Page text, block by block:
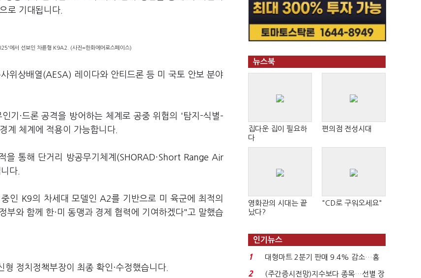
로 기대됩니다.
에서 선보인 차륜형 K9A2. (사진=한화에어로스페이스)
위상배열(AESA) 레이다와 안티드론 등 미 국토 안보 분야
기·드론 공격을 방어하는 체계로 공중 위협의 '탐지-식별–
계 체계에 적용이 가능합니다.
을 통해 단거리 방공무기체계(SHORAD·Short Range Air
다.
인 K9의 차세대 모델인 A2를 기반으로 미 육군에 최적의
와 함께 한·미 동맹과 경제 협력에 기여하겠다"고 말했습
정치정책부장이 최종 확인·수정했습니다.
뉴스북
집다운 집이 필요하
다
편의점 전성시대
영화관의 시대는 끝
났다?
"CD로 구워오세요"
인기뉴스
1
대형마트 2분기 판매 9.4% 감소…홈
플러스 사태 여파...
2
(주간증시전망)지수보다 종목…선별 장